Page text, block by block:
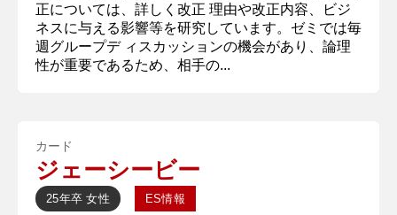
正については、詳しく改正 理由や改正内容、ビジ
ネスに与える影響等を研究しています。ゼミでは毎
週グループデ ィスカッションの機会があり、論理
性が重要であるため、相手の...
カード
ジェーシービー
25年卒 女性 ES情報